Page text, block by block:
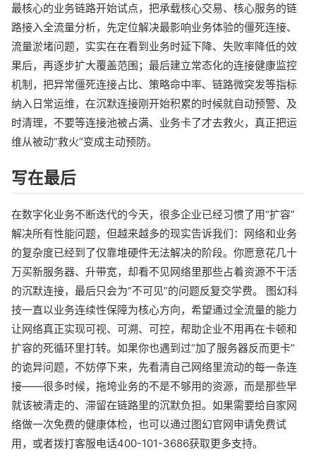
最核心的业务链路开始试点，把承载核心交易、核心服务的链
路接入全流量分析，先定位解决最影响业务体验的僵死连接、
流量淤堵问题，实实在在看到业务时延下降、失败率降低的效
果后，再逐步扩大覆盖范围；最后建立常态化的连接健康监控
机制，把异常僵死连接占比、策略命中率、链路微突发等指标
纳入日常运维，在沉默连接刚开始积累的时候就自动预警、及
时清理，不要等连接池被占满、业务卡了才去救火，真正把运
维从被动“救火”变成主动预防。
写在最后
在数字化业务不断迭代的今天，很多企业已经习惯了用“扩容”
解决所有性能问题，但越来越多的现实告诉我们：网络和业务
的复杂度已经到了仅靠堆硬件无法解决的阶段。你愿意花几十
万买新服务器、升带宽，却看不见网络里那些占着资源不干活
的沉默连接，最后只会为“不可见”的问题反复交学费。 图幻科
技一直以业务连续性保障为核心方向，希望通过全流量的能力
让网络真正实现可视、可溯、可控，帮助企业不用再在卡顿和
扩容的死循环里打转。如果你也遇到过“加了服务器反而更卡”
的诡异问题，不妨停下来，先看清自己网络里流动的每一条连
接——很多时候，拖垮业务的不是不够用的资源，而是那些早
就该被清走的、滞留在链路里的沉默负担。如果需要给自家网
络做一次免费的健康体检，也可以通过图幻官网申请免费试
用，或者拨打客服电话400-101-3686获取更多支持。